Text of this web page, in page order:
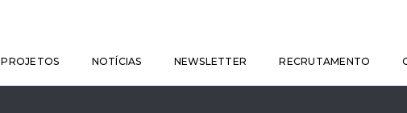
PROJETOS NOTÍCIAS NEWSLETTER RECRUTAMENTO